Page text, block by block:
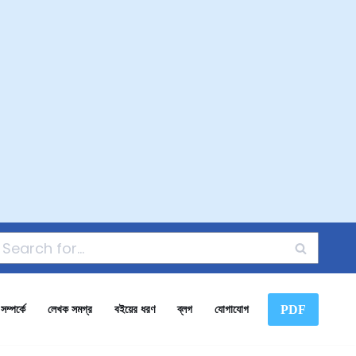
লেখক সমগ্র বইয়ের ধরণ ব্লগ যোগাযোগ PDF